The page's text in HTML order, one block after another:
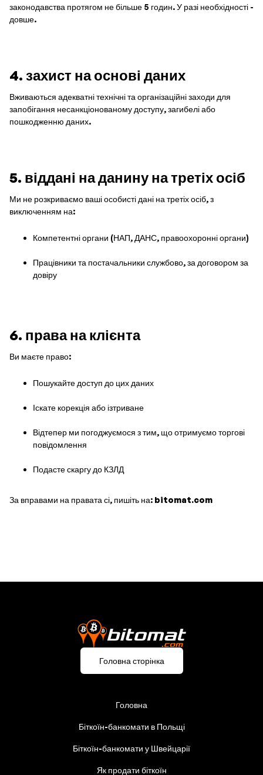
законодавства протягом не більше 5 годин. У разі необхідності -
довше.
4. захист на основі даних
Вживаються адекватні технічні та організаційні заходи для
запобігання несанкціонованому доступу, загибелі або
пошкодженню даних.
5. віддані на данину на третіх осіб
Ми не розкриваємо ваші особисті дані на третіх осіб, з
виключенням на:
Компетентні органи (НАП, ДАНС, правоохоронні органи)
Працівники та постачальники службово, за договором за
довіру
6. права на клієнта
Ви маєте право:
Пошукайте доступ до цих даних
Іскате корекція або ізтриване
Відтепер ми погоджуємося з тим, що отримуємо торгові
повідомлення
Подасте скаргу до КЗЛД
За вправами на правата сі, пишіть на: bitomat.com
Головна сторінка
Головна
Біткоїн-банкомати в Польщі
Біткоїн-банкомати у Швейцарії
Як продати біткоїн